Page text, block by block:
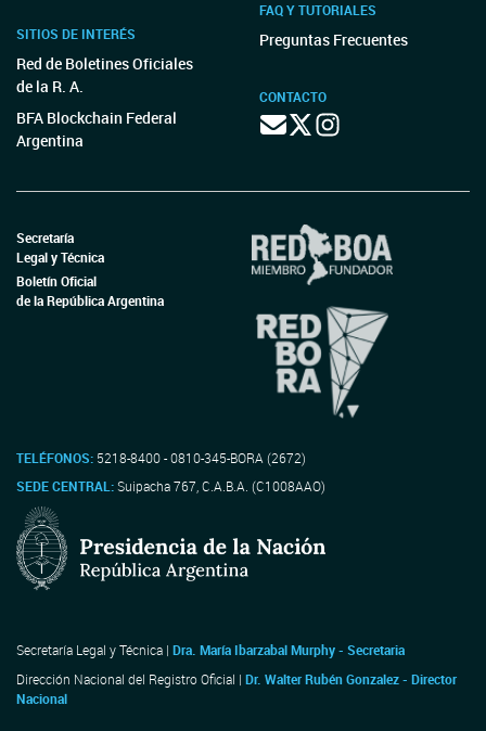
SITIOS DE INTERÉS
Red de Boletines Oficiales
de la R. A.
BFA Blockchain Federal
Argentina
FAQ Y TUTORIALES
Preguntas Frecuentes
CONTACTO
Secretaría
Legal y Técnica
Boletín Oficial
de la República Argentina
TELÉFONOS: 5218-8400 - 0810-345-BORA (2672)
SEDE CENTRAL:Suipacha 767, C.A.B.A. (C1008AAO)
Secretaría Legal y Técnica | Dra. María Ibarzabal Murphy - Secretaria
Dirección Nacional del Registro Oficial | Dr. Walter Rubén Gonzalez - Director
Nacional